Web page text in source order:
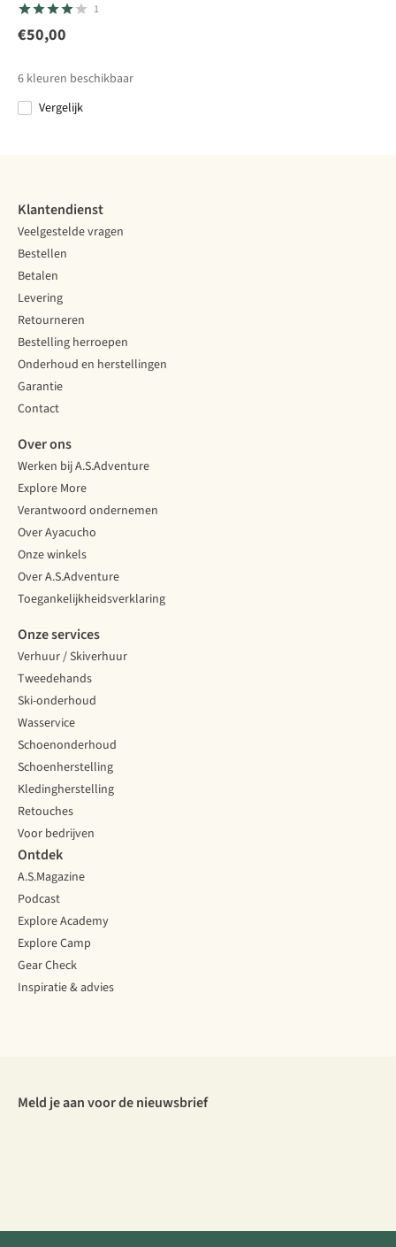
Shirt W M
Sphere III Ls
Force Ls Tee
Wmns
Women'S
Skomer Ls T-
T-Shirt
Nosilife
Longsleeve
1
€50,00
6 kleuren beschikbaar
Vergelijk
Klantendienst
Veelgestelde vragen
Bestellen
Betalen
Levering
Retourneren
Bestelling herroepen
Onderhoud en herstellingen
Garantie
Contact
Over ons
Werken bij A.S.Adventure
Explore More
Verantwoord ondernemen
Over Ayacucho
Onze winkels
Over A.S.Adventure
Toegankelijkheidsverklaring
Onze services
Verhuur / Skiverhuur
Tweedehands
Ski-onderhoud
Wasservice
Schoenonderhoud
Schoenherstelling
Kledingherstelling
Retouches
Voor bedrijven
Ontdek
A.S.Magazine
Podcast
Explore Academy
Explore Camp
Gear Check
Inspiratie & advies
Meld je aan voor de nieuwsbrief